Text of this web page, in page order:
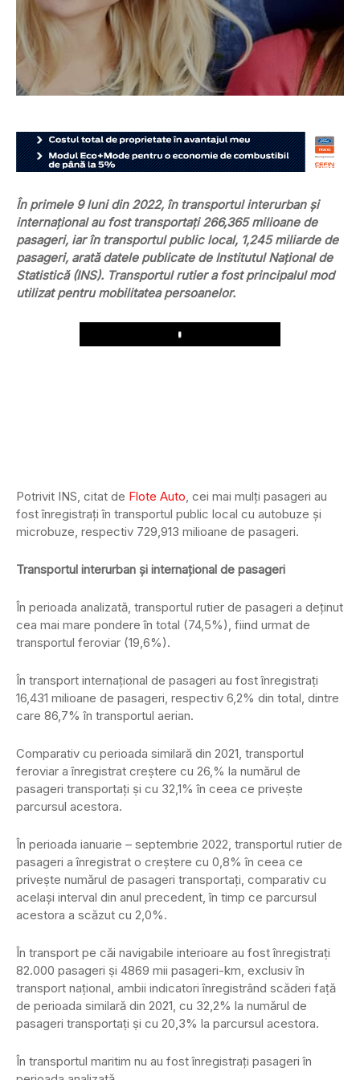
În primele 9 luni din 2022, în transportul interurban şi
internaţional au fost transportaţi 266,365 milioane de
pasageri, iar în transportul public local, 1,245 miliarde de
pasageri, arată datele publicate de Institutul Național de
Statistică (INS). Transportul rutier a fost principalul mod
utilizat pentru mobilitatea persoanelor.
Play
Potrivit INS, citat de Flote Auto, cei mai mulţi pasageri au
fost înregistrați în transportul public local cu autobuze şi
microbuze, respectiv 729,913 milioane de pasageri.
Transportul interurban şi internaţional de pasageri
În perioada analizată, transportul rutier de pasageri a deţinut
cea mai mare pondere în total (74,5%), fiind urmat de
transportul feroviar (19,6%).
În transport internaţional de pasageri au fost înregistraṭi
16,431 milioane de pasageri, respectiv 6,2% din total, dintre
care 86,7% în transportul aerian.
Comparativ cu perioada similară din 2021, transportul
feroviar a înregistrat creṣtere cu 26,% la numărul de
pasageri transportaţi ṣi cu 32,1% în ceea ce priveṣte
parcursul acestora.
În perioada ianuarie – septembrie 2022, transportul rutier de
pasageri a înregistrat o creştere cu 0,8% în ceea ce
priveṣte numărul de pasageri transportaţi, comparativ cu
acelaşi interval din anul precedent, în timp ce parcursul
acestora a scăzut cu 2,0%.
În transport pe căi navigabile interioare au fost înregistraṭi
82.000 pasageri ṣi 4869 mii pasageri-km, exclusiv în
transport naṭional, ambii indicatori înregistrând scăderi faṭă
de perioada similară din 2021, cu 32,2% la numărul de
pasageri transportaṭi ṣi cu 20,3% la parcursul acestora.
În transportul maritim nu au fost înregistraţi pasageri în